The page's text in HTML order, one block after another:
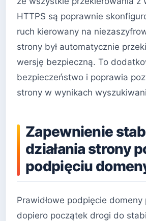
HTTPS są poprawnie
ruch kierowany na
strony był automatycznie
wersję bezpieczną. To
bezpieczeństwo i poprawia
strony w wynikach
Zapewnienie
działania strony
podpięciu
Prawidłowe podpięcie
dopiero początek drogi do